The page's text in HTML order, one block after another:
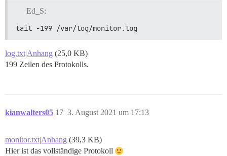
Ed_S:
tail -199 /var/log/monitor.log
log.txt|Anhang (25,0 KB)
199 Zeilen des Protokolls.
kianwalters05 3. August 2021 um 17:13
17
monitor.txt|Anhang (39,3 KB)
Hier ist das vollständige Protokoll